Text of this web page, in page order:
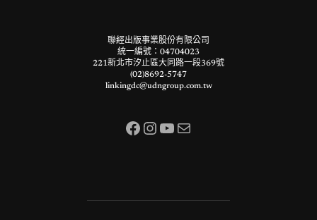
聯經出版事業股份有限公司
統一編號：04704023
221新北市汐止區大同路一段369號
(02)8692-5747
linkingdc@udngroup.com.tw
Facebook InstagramYouTube 電子郵件